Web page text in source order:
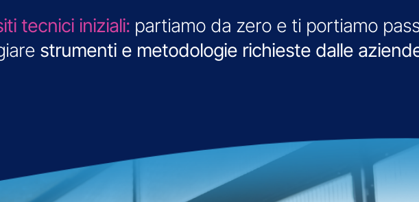
tecnici iniziali: partiamo da zero e ti portiamo
strumenti e metodologie richieste dalle